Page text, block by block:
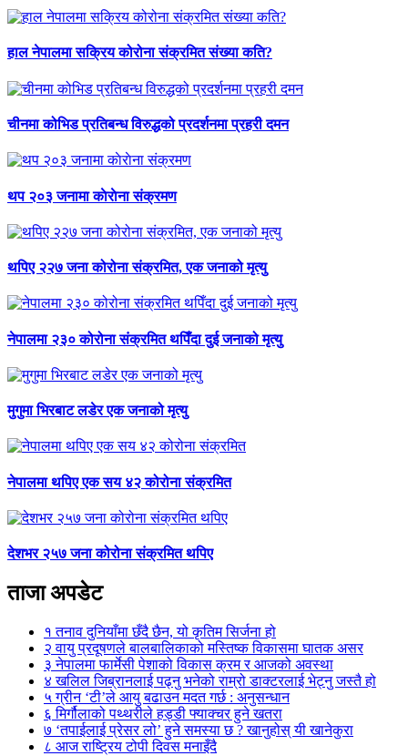
हाल नेपालमा सक्रिय कोरोना संक्रमित संख्या कति?
चीनमा कोभिड प्रतिबन्ध विरुद्धको प्रदर्शनमा प्रहरी दमन
थप २०३ जनामा काेराेना संक्रमण
थपिए २२७ जना कोरोना संक्रमित, एक जनाको मृत्यु
नेपालमा २३० कोरोना संक्रमित थपिँदा दुई जनाको मृत्यु
मुगुमा भिरबाट लडेर एक जनाको मृत्यु
नेपालमा थपिए एक सय ४२ कोरोना संक्रमित
देशभर २५७ जना कोरोना संक्रमित थपिए
ताजा अपडेट
१ तनाव दुनियाँमा छँदै छैन, यो कृतिम सिर्जना हो
२ वायु प्रदूषणले बालबालिकाको मस्तिष्क विकासमा घातक असर
३ नेपालमा फार्मेसी पेशाको विकास क्रम र आजको अवस्था
४ खलिल जिब्रानलाई पढ्नु भनेको राम्रो डाक्टरलाई भेट्नु जस्तै हो
५ग्रीन ‘टी’ले आयु बढाउन मदत गर्छ : अनुसन्धान
६ मिर्गौलाको पथ्थरीले हड्डी फ्याक्चर हुने खतरा
७ ‘तपाईलाई प्रेसर लो’ हुने समस्या छ ? खानुहोस् यी खानेकुरा
८ आज राष्ट्रिय टोपी दिवस मनाइँदै